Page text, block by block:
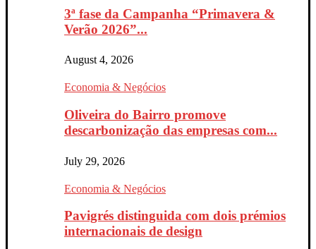
3ª fase da Campanha “Primavera &
Verão 2026”...
August 4, 2026
Economia & Negócios
Oliveira do Bairro promove
descarbonização das empresas com...
July 29, 2026
Economia & Negócios
Pavigrés distinguida com dois prémios
internacionais de design